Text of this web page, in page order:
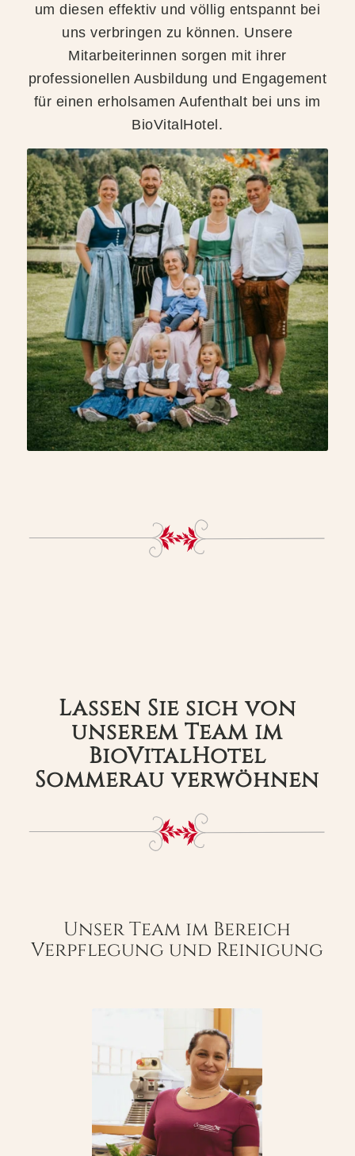
um diesen effektiv und völlig entspannt bei
uns verbringen zu können. Unsere
Mitarbeiterinnen sorgen mit ihrer
professionellen Ausbildung und Engagement
für einen erholsamen Aufenthalt bei uns im
BioVitalHotel.
Lassen Sie sich von
unserem Team im
BioVitalHotel
Sommerau verwöhnen
Unser Team im Bereich
Verpflegung und Reinigung